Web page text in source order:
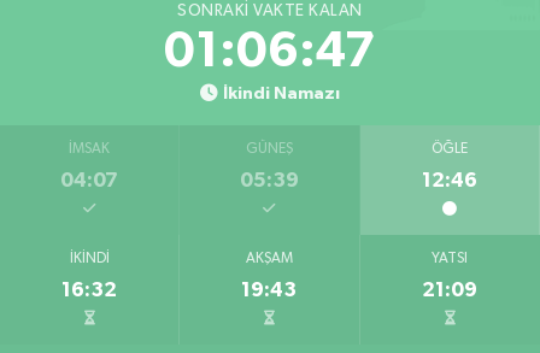
SONRAKI VAKTE KALAN
01:06:46
İkindi Namazı
İMSAK
04:07
GÜNEŞ
05:39
ÖĞLE
12:46
İKINDI
16:32
AKŞAM
19:43
YATSI
21:09